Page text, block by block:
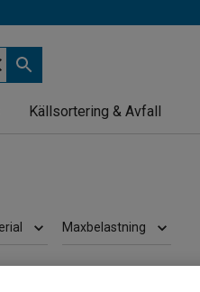
Källsortering & Avfall
Maxbelastning